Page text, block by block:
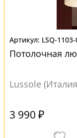
LSQ-
Потолочная
Lussole
3 990 ₽